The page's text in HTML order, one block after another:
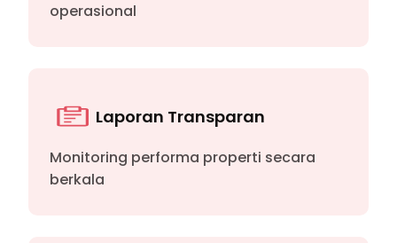
operasional
Laporan Transparan
Monitoring performa properti secara
berkala